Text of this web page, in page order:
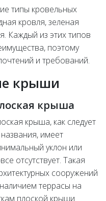
типы кровельных
кровля, зеленая
Каждый из этих типов
поэтому
и требований.
крыши
крыша
крыша, как следует
названия, имеет
уклон или
отсутствует. Такая
сооружений
террасы на
плоской крыши